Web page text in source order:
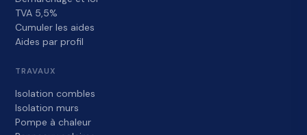
TVA 5,5%
Cumuler les aides
Aides par profil
TRAVAUX
Isolation combles
Isolation murs
Pompe à chaleur